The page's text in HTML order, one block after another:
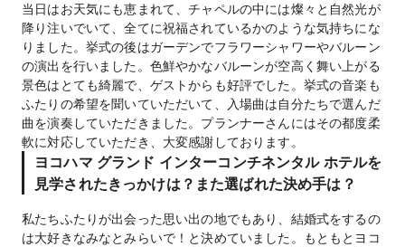
当日はお天気にも恵まれて、チャペルの中には燦々と自然光が
降り注いでいて、全てに祝福されているかのような気持ちにな
りました。挙式の後はガーデンでフラワーシャワーやバルーン
の演出を行いました。色鮮やかなバルーンが空高く舞い上がる
景色はとても綺麗で、ゲストからも好評でした。挙式の音楽も
ふたりの希望を聞いていただいて、入場曲は自分たちで選んだ
曲を演奏していただきました。プランナーさんにはその都度柔
軟に対応していただき、大変感謝しております。
ヨコハマ グランド インターコンチネンタル ホテルを
見学されたきっかけは？また選ばれた決め手は？
私たちふたりが出会った思い出の地でもあり、結婚式をするの
は大好きなみなとみらいで！と決めていました。もともとヨコ